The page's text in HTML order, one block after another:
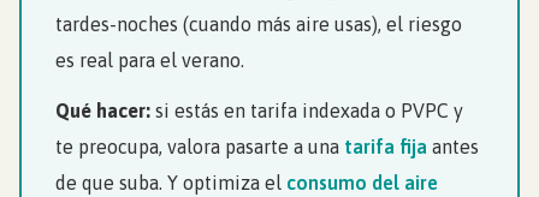
tardes-noches (cuando más aire usas), el riesgo
es real para el verano.
Qué hacer: si estás en tarifa indexada o PVPC y
te preocupa, valora pasarte a una tarifa fija antes
de que suba. Y optimiza el consumo del aire